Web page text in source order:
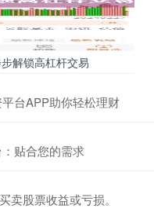
解锁高杠杆交易
台APP助你轻松理财
贴合您的需求
卖股票收益或亏损。